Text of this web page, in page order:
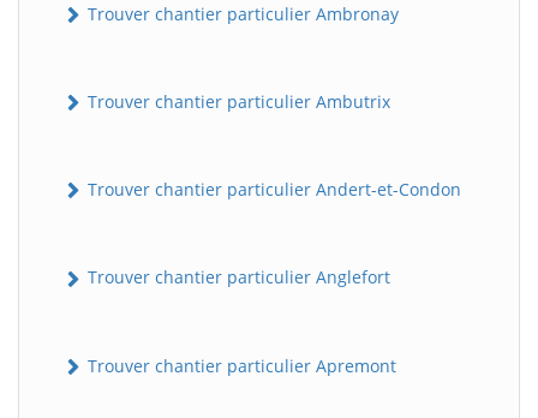
Trouver chantier particulier Ambronay
Trouver chantier particulier Ambutrix
Trouver chantier particulier Andert-et-Condon
Trouver chantier particulier Anglefort
Trouver chantier particulier Apremont